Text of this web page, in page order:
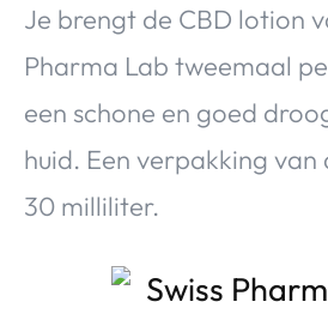
Je brengt de CBD lotion
Pharma Lab tweemaal
een schone en goed
huid. Een verpakking
30 milliliter.